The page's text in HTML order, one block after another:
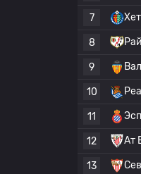
7
8
9
10
11
12 Ат
13